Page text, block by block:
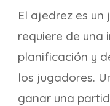
El ajedrez es
requiere de
planificación y
los jugadores.
ganar una